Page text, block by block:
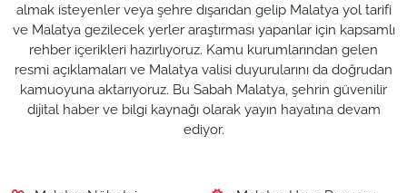
almak isteyenler veya şehre dışarıdan gelip Malatya yol tarifi
ve Malatya gezilecek yerler araştırması yapanlar için kapsamlı
rehber içerikleri hazırlıyoruz. Kamu kurumlarından gelen
resmi açıklamaları ve Malatya valisi duyurularını da doğrudan
kamuoyuna aktarıyoruz. Bu Sabah Malatya, şehrin güvenilir
dijital haber ve bilgi kaynağı olarak yayın hayatına devam
ediyor.